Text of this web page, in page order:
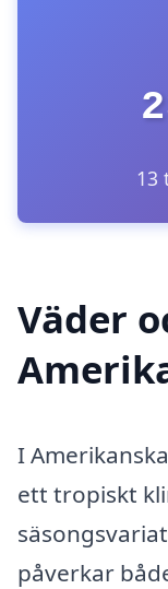
13
Väder
I
ett tropiskt
påverkar